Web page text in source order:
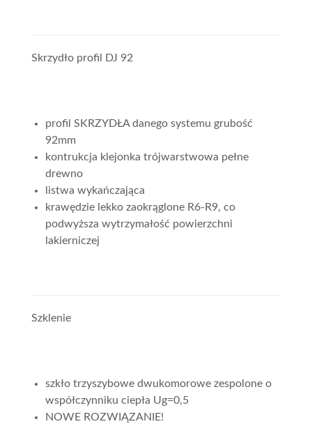
Skrzydło profil DJ 92
profil SKRZYDŁA danego systemu grubość
92mm
kontrukcja klejonka trójwarstwowa pełne
drewno
listwa wykańczająca
krawędzie lekko zaokrąglone R6-R9, co
podwyższa wytrzymałość powierzchni
lakierniczej
Szklenie
szkło trzyszybowe dwukomorowe zespolone o
współczynniku ciepła Ug=0,5
NOWE ROZWIĄZANIE!